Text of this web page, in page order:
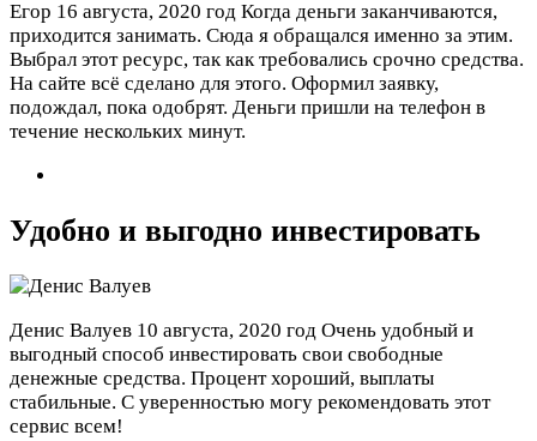
Егор 16 августа, 2020 год Когда деньги заканчиваются,
приходится занимать. Сюда я обращался именно за этим.
Выбрал этот ресурс, так как требовались срочно средства.
На сайте всё сделано для этого. Оформил заявку,
подождал, пока одобрят. Деньги пришли на телефон в
течение нескольких минут.
Удобно и выгодно инвестировать
Денис Валуев 10 августа, 2020 год Очень удобный и
выгодный способ инвестировать свои свободные
денежные средства. Процент хороший, выплаты
стабильные. С уверенностью могу рекомендовать этот
сервис всем!